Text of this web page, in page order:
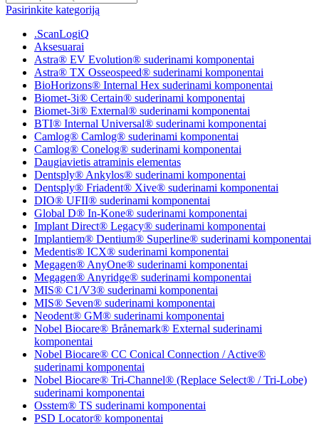
Pasirinkite kategoriją
.ScanLogiQ
Aksesuarai
Astra® EV Evolution® suderinami komponentai
Astra® TX Osseospeed® suderinami komponentai
BioHorizons® Internal Hex suderinami komponentai
Biomet-3i® Certain® suderinami komponentai
Biomet-3i® External® suderinami komponentai
BTI® Internal Universal® suderinami komponentai
Camlog® Camlog® suderinami komponentai
Camlog® Conelog® suderinami komponentai
Daugiavietis atraminis elementas
Dentsply® Ankylos® suderinami komponentai
Dentsply® Friadent® Xive® suderinami komponentai
DIO® UFII® suderinami komponentai
Global D® In-Kone® suderinami komponentai
Implant Direct® Legacy® suderinami komponentai
Implantiem® Dentium® Superline® suderinami komponentai
Medentis® ICX® suderinami komponentai
Megagen® AnyOne® suderinami komponentai
Megagen® Anyridge® suderinami komponentai
MIS® C1/V3® suderinami komponentai
MIS® Seven® suderinami komponentai
Neodent® GM® suderinami komponentai
Nobel Biocare® Brånemark® External suderinami
komponentai
Nobel Biocare® CC Conical Connection / Active®
suderinami komponentai
Nobel Biocare® Tri-Channel® (Replace Select® / Tri-Lobe)
suderinami komponentai
Osstem® TS suderinami komponentai
PSD Locator® komponentai